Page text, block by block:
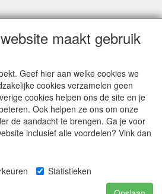
maakt gebruik
Geef hier aan welke cookies we
cookies verzamelen geen
cookies helpen ons de site en je
Ook helpen ze ons om onze
de aandacht te brengen. Ga je voor
inclusief alle voordelen? Vink dan
Statistieken